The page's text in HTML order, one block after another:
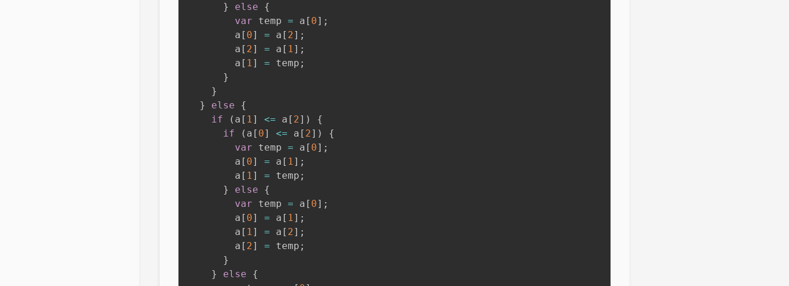
}
else
{
var temp = a [ 0] ;
        a
[ 0] = a [ 2] ;
        a
[ 2] = a [ 1] ;
        a
[ 1] = temp ;
}
}
}
else
{
if
( a [ 1] <= a [ 2] )
{
if
( a [ 0] <= a [ 2] )
{
var temp = a [ 0] ;
        a
[ 0] = a [ 1] ;
        a
[ 1] = temp ;
}
else
{
var temp = a [ 0] ;
        a
[ 0] = a [ 1] ;
        a
[ 1] = a [ 2] ;
        a
[ 2] = temp ;
}
}
else
{